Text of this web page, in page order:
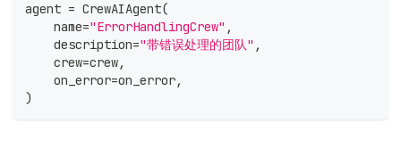
agent = CrewAIAgent(
    name
="ErrorHandlingCrew" ,
    description
="带错误处理的团队" ,
    crew
=crew,
    on_error
=on_error,
)